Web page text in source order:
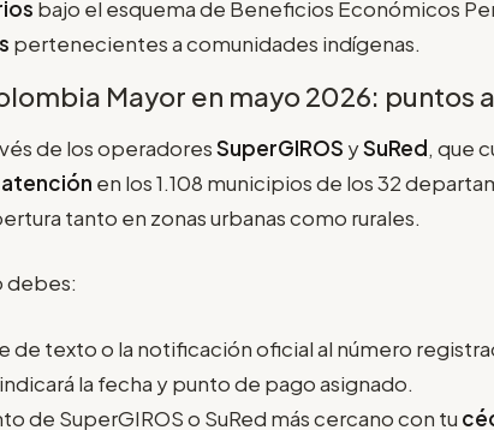
bajo el esquema de Beneficios Económicos
pertenecientes a comunidades indígenas.
Mayor en mayo 2026: puntos
de los operadoresSuperGIROS ySuRed, que
en los 1.108 municipios de los 32
tanto en zonas urbanas como rurales.
debes:
de texto o la notificación oficial al número
la fecha y punto de pago asignado.
de SuperGIROS o SuRed más cercano con tu